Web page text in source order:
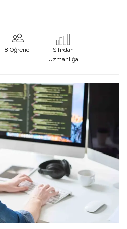
8 Öğrenci
Sıfırdan
Uzmanlığa